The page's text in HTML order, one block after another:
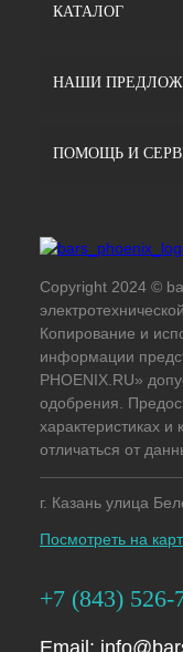
КАТАЛОГ
НАШИ
ПОМОЩЬ И
Copyright 2024 ©
Копирование и
информации
PHOENIX.RU»
одобрения.
характеристиках и
отличаться от
г. Казань улица
Посмотреть на
+7 (843) 526-
Email: